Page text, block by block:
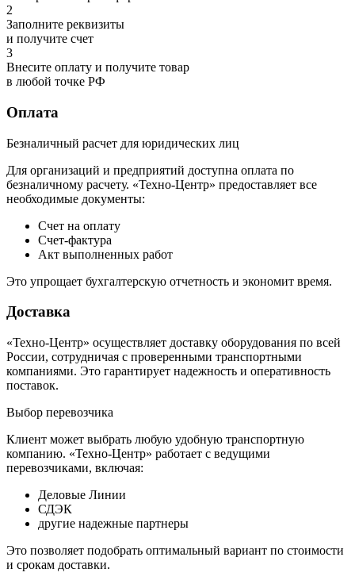
2
Заполните реквизиты
и получите счет
3
Внесите оплату и получите товар
в любой точке РФ
Оплата
Безналичный расчет для юридических лиц
Для организаций и предприятий доступна оплата по
безналичному расчету. «Техно-Центр» предоставляет все
необходимые документы:
Счет на оплату
Счет-фактура
Акт выполненных работ
Это упрощает бухгалтерскую отчетность и экономит время.
Доставка
«Техно-Центр» осуществляет доставку оборудования по всей
России, сотрудничая с проверенными транспортными
компаниями. Это гарантирует надежность и оперативность
поставок.
Выбор перевозчика
Клиент может выбрать любую удобную транспортную
компанию. «Техно-Центр» работает с ведущими
перевозчиками, включая:
Деловые Линии
СДЭК
другие надежные партнеры
Это позволяет подобрать оптимальный вариант по стоимости
и срокам доставки.